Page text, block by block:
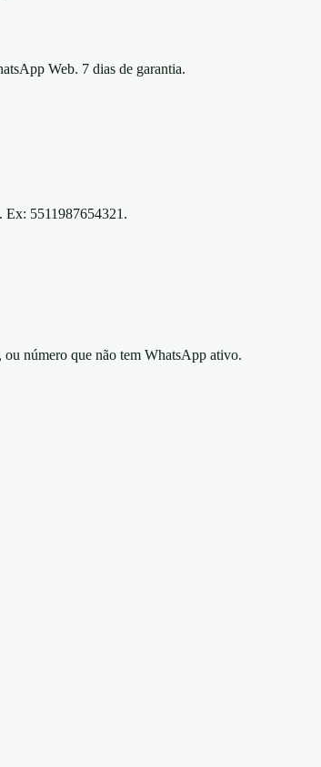
Web. 7 dias de garantia.
Ex: 5511987654321.
ou número que não tem WhatsApp ativo.